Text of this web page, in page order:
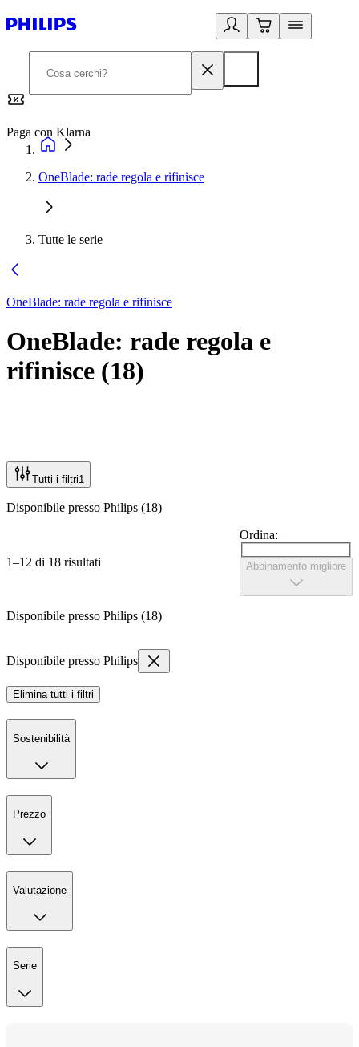
Paga con Klarna
OneBlade: rade regola e rifinisce
Tutte le serie
OneBlade: rade regola e rifinisce
OneBlade: rade regola e
rifinisce (18)
Tutti i filtri1
Disponibile presso Philips (18)
1–12 di 18 risultati
Ordina:
Abbinamento migliore
Disponibile presso Philips (18)
Disponibile presso Philips
Elimina tutti i filtri
Sostenibilità
Prezzo
Valutazione
Serie